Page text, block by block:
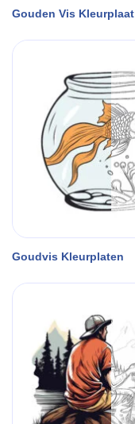
Gouden Vis Kleurplaat
Goudvis Kleurplaten